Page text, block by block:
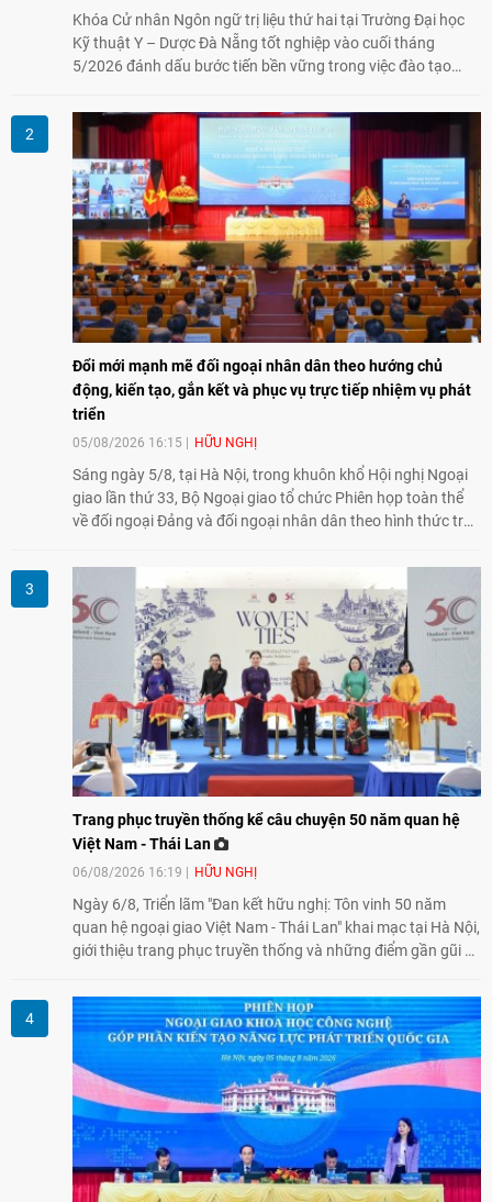
Khóa Cử nhân Ngôn ngữ trị liệu thứ hai tại Trường Đại học
Kỹ thuật Y – Dược Đà Nẵng tốt nghiệp vào cuối tháng
5/2026 đánh dấu bước tiến bền vững trong việc đào tạo
tại Việt Nam.
Đổi mới mạnh mẽ đối ngoại nhân dân theo hướng chủ
động, kiến tạo, gắn kết và phục vụ trực tiếp nhiệm vụ phát
triển
05/08/2026 16:15 HỮU NGHỊ
Sáng ngày 5/8, tại Hà Nội, trong khuôn khổ Hội nghị Ngoại
giao lần thứ 33, Bộ Ngoại giao tổ chức Phiên họp toàn thể
về đối ngoại Đảng và đối ngoại nhân dân theo hình thức trực
và các Cơ quan đại diện Việt Nam ở nước ngoài.
Trang phục truyền thống kể câu chuyện 50 năm quan hệ
Việt Nam - Thái Lan
06/08/2026 16:19 HỮU NGHỊ
Ngày 6/8, Triển lãm "Đan kết hữu nghị: Tôn vinh 50 năm
quan hệ ngoại giao Việt Nam - Thái Lan" khai mạc tại Hà Nội,
giới thiệu trang phục truyền thống và những điểm gần gũi về
giao lưu nhân dân trong chặng đường nửa thế kỷ quan hệ
song phương.